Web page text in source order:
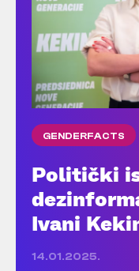
GENDERFACTS
Politički
Ivani
14.01.2025.